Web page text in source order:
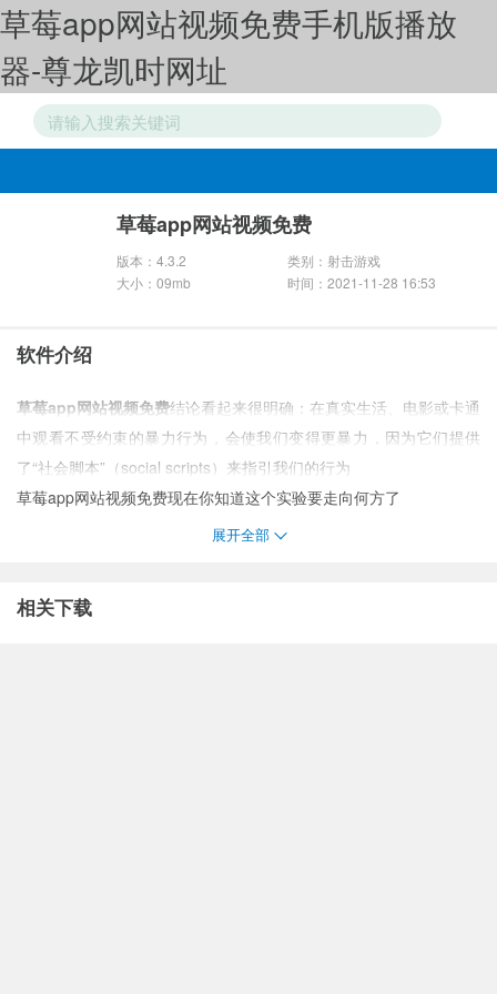
草莓app网站视频免费手机版播放
器-尊龙凯时网址
游戏分类
草莓app网站视频免费
版本：4.3.2
类别：射击游戏
大小：09mb
时间：2021-11-28 16:53
软件介绍
草莓app网站视频免费结论看起来很明确：在真实生活、电影或卡通
中观看不受约束的暴力行为，会使我们变得更暴力，因为它们提供
了“社会脚本”（social scripts）来指引我们的行为
草莓app网站视频免费现在你知道这个实验要走向何方了
展开全部
相关下载